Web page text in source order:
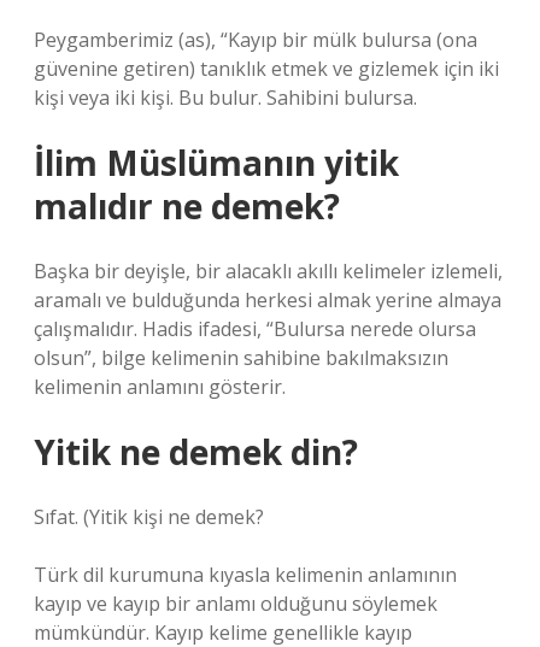
Peygamberimiz (as), “Kayıp bir mülk bulursa (ona
güvenine getiren) tanıklık etmek ve gizlemek için iki
kişi veya iki kişi. Bu bulur. Sahibini bulursa.
İlim Müslümanın yitik
malıdır ne demek?
Başka bir deyişle, bir alacaklı akıllı kelimeler izlemeli,
aramalı ve bulduğunda herkesi almak yerine almaya
çalışmalıdır. Hadis ifadesi, “Bulursa nerede olursa
olsun”, bilge kelimenin sahibine bakılmaksızın
kelimenin anlamını gösterir.
Yitik ne demek din?
Sıfat. (Yitik kişi ne demek?
Türk dil kurumuna kıyasla kelimenin anlamının
kayıp ve kayıp bir anlamı olduğunu söylemek
mümkündür. Kayıp kelime genellikle kayıp